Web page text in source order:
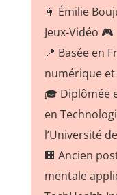
👩 Émilie
Jeux-Vidéo 🎮
📍 Basée en
numérique
🎓 Diplômée
en
l’Université
🏢 Ancien
mentale